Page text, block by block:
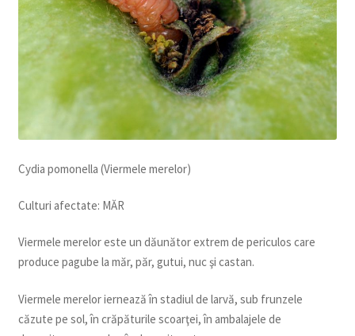
Cydia pomonella (Viermele merelor)
Culturi afectate: MĂR
Viermele merelor este un dăunător extrem de periculos care
produce pagube la măr, păr, gutui, nuc şi castan.
Viermele merelor iernează în stadiul de larvă, sub frunzele
căzute pe sol, în crăpăturile scoarţei, în ambalajele de